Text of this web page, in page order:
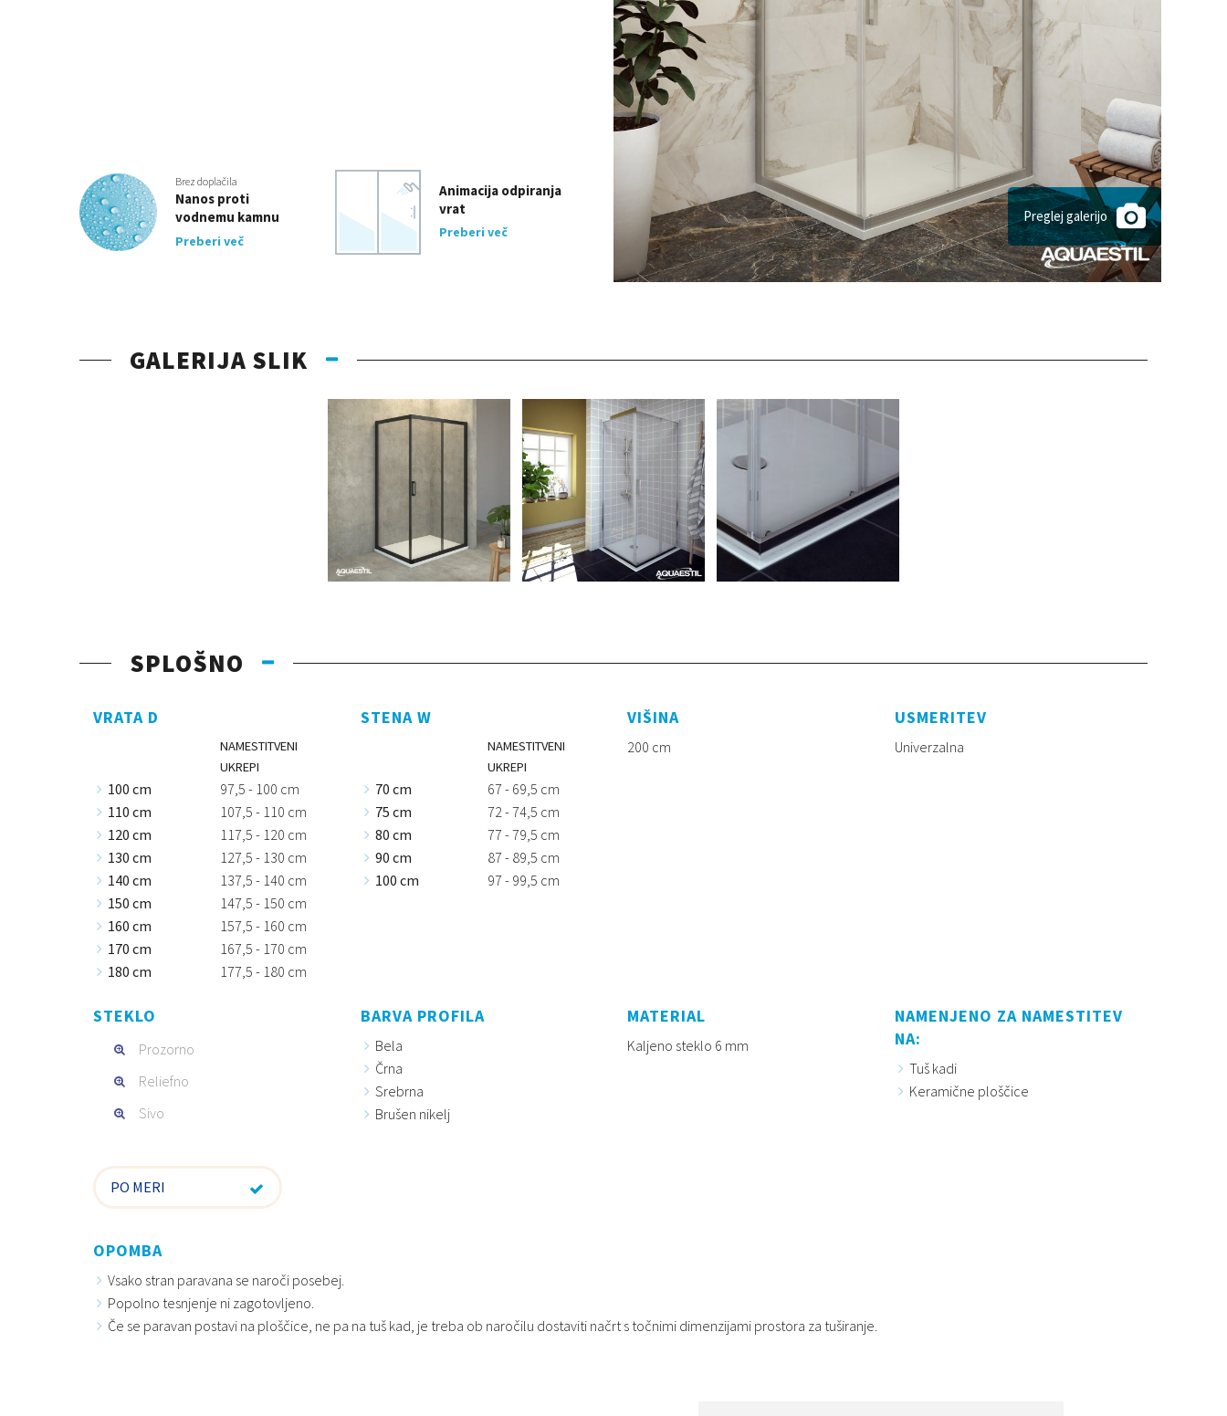
Brez doplačila
Nanos proti
vodnemu kamnu
Preberi več
Animacija odpiranja
vrat
Preberi več
Preglej galerijo
GALERIJA SLIK
SPLOŠNO
VRATA D
NAMESTITVENI
UKREPI
100 cm
97,5 - 100 cm
110 cm
107,5 - 110 cm
120 cm
117,5 - 120 cm
130 cm
127,5 - 130 cm
140 cm
137,5 - 140 cm
150 cm
147,5 - 150 cm
160 cm
157,5 - 160 cm
170 cm
167,5 - 170 cm
180 cm
177,5 - 180 cm
STENA W
NAMESTITVENI
UKREPI
70 cm
67 - 69,5 cm
75 cm
72 - 74,5 cm
80 cm
77 - 79,5 cm
90 cm
87 - 89,5 cm
100 cm
97 - 99,5 cm
VIŠINA
200 cm
USMERITEV
Univerzalna
STEKLO
Prozorno
Reliefno
Sivo
BARVA PROFILA
Bela
Črna
Srebrna
Brušen nikelj
MATERIAL
Kaljeno steklo 6 mm
NAMENJENO ZA NAMESTITEV
NA:
Tuš kadi
Keramične ploščice
PO MERI
OPOMBA
Vsako stran paravana se naroči posebej.
Popolno tesnjenje ni zagotovljeno.
Če se paravan postavi na ploščice, ne pa na tuš kad, je treba ob naročilu dostaviti načrt s točnimi dimenzijami prostora za tuširanje.